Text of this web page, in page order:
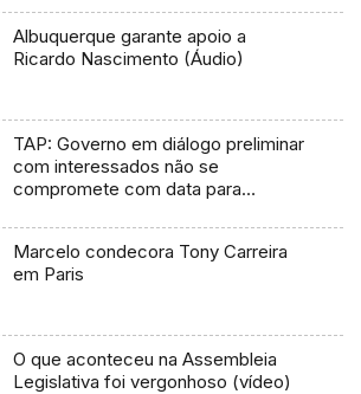
Albuquerque garante apoio a
Ricardo Nascimento (Áudio)
TAP: Governo em diálogo preliminar
com interessados não se
compromete com data para
Marcelo condecora Tony Carreira
em Paris
O que aconteceu na Assembleia
Legislativa foi vergonhoso (vídeo)